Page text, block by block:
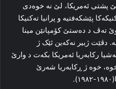
پشتی ئەمریکا، لێ نە خوەدی
پێشکەفتیە و پرانیا تەکنیکا
تەڤ د دەستێ کۆمپانێن مینا
دڤێت ژبیر نەکەین ئێک ژ
رکابەریا ئەمریکا بکەت د وارێ
خوە ژ ڕکابەریا شەرێ